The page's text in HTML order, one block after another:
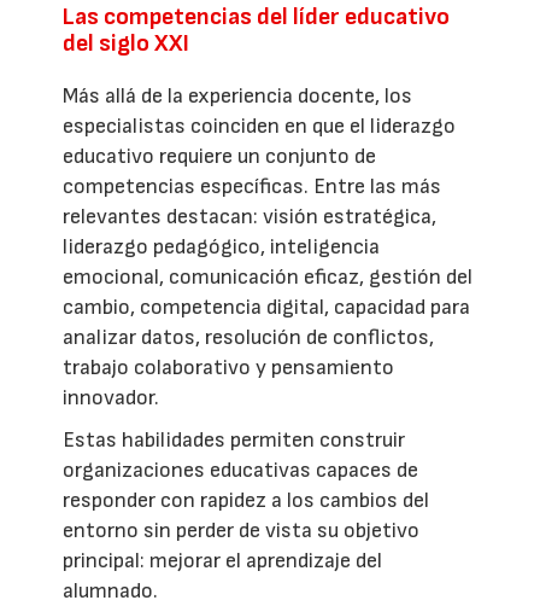
Las competencias del líder educativo
del siglo XXI
Más allá de la experiencia docente, los
especialistas coinciden en que el liderazgo
educativo requiere un conjunto de
competencias específicas. Entre las más
relevantes destacan: visión estratégica,
liderazgo pedagógico, inteligencia
emocional, comunicación eficaz, gestión del
cambio, competencia digital, capacidad para
analizar datos, resolución de conflictos,
trabajo colaborativo y pensamiento
innovador.
Estas habilidades permiten construir
organizaciones educativas capaces de
responder con rapidez a los cambios del
entorno sin perder de vista su objetivo
principal: mejorar el aprendizaje del
alumnado.